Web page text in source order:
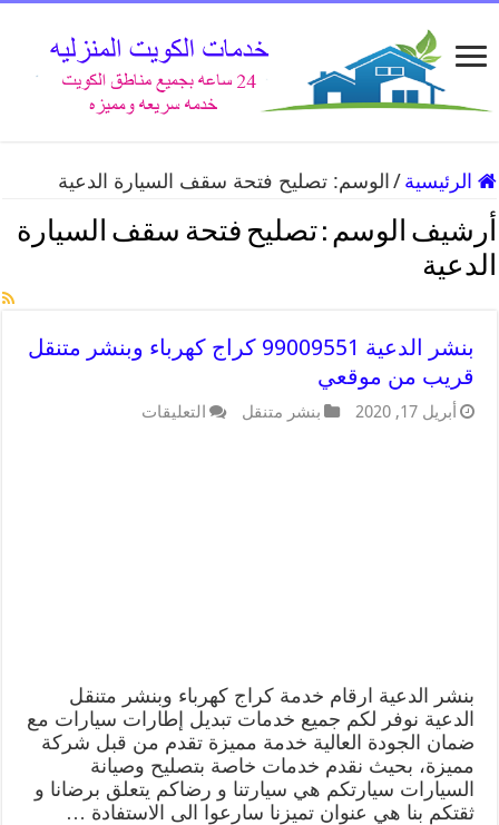
الرئيسية / الوسم:تصليح فتحة سقف السيارة الدعية
أرشيف الوسم :تصليح فتحة سقف السيارة
الدعية
بنشر الدعية 99009551 كراج كهرباء وبنشر متنقل
قريب من موقعي
أبريل 17, 2020 بنشر متنقل التعليقات
بنشر الدعية ارقام خدمة كراج كهرباء وبنشر متنقل
الدعية نوفر لكم جميع خدمات تبديل إطارات سيارات مع
ضمان الجودة العالية خدمة مميزة تقدم من قبل شركة
مميزة، بحيث نقدم خدمات خاصة بتصليح وصيانة
السيارات سيارتكم هي سيارتنا و رضاكم يتعلق برضانا و
ثقتكم بنا هي عنوان تميزنا سارعوا الى الاستفادة …